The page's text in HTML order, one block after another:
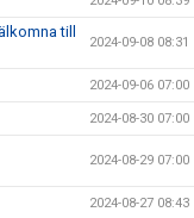
till
2024-09-08 08:31
2024-09-06 07:00
2024-08-30 07:00
2024-08-29 07:00
2024-08-27 08:43